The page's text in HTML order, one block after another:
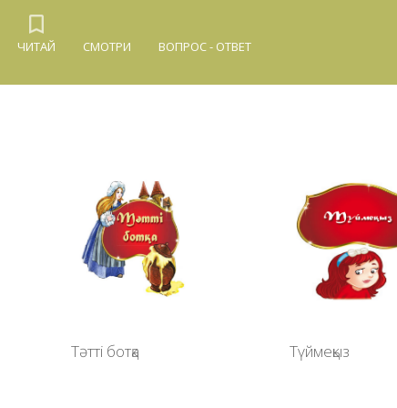
ЧИТАЙ СМОТРИ ВОПРОС - ОТВЕТ
Тәтті ботқа Түймеқыз